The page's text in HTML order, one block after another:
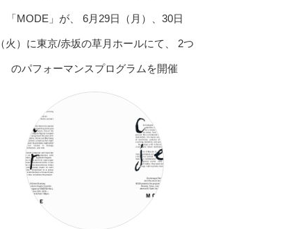
「MODE」が、 6月29日（月）、30日
（火）に東京/赤坂の草月ホールにて、 2つ
のパフォーマンスプログラムを開催